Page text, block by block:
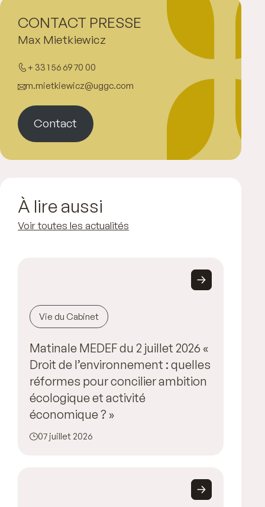
Max Mietkiewicz
+ 33 1 56 69 70 00
m.mietkiewicz@uggc.com
Contact
CONTACT PRESSE
À lire aussi
Voir toutes les actualités
Vie du Cabinet
Matinale MEDEF du 2 juillet 2026 «
Droit de l’environnement : quelles
réformes pour concilier ambition
écologique et activité
économique ? »
07 juillet 2026